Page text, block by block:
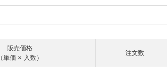
販売価格
（単価 × 入数）
注文数